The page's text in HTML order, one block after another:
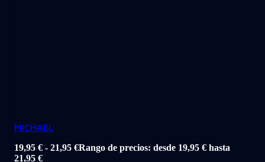
MICHAEL
19,95 € - 21,95 €Rango de precios: desde 19,95 € hasta
21,95 €